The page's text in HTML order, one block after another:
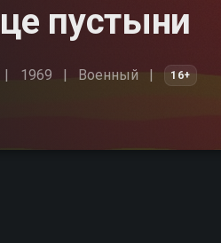
пустыни
1969 Военный 16+